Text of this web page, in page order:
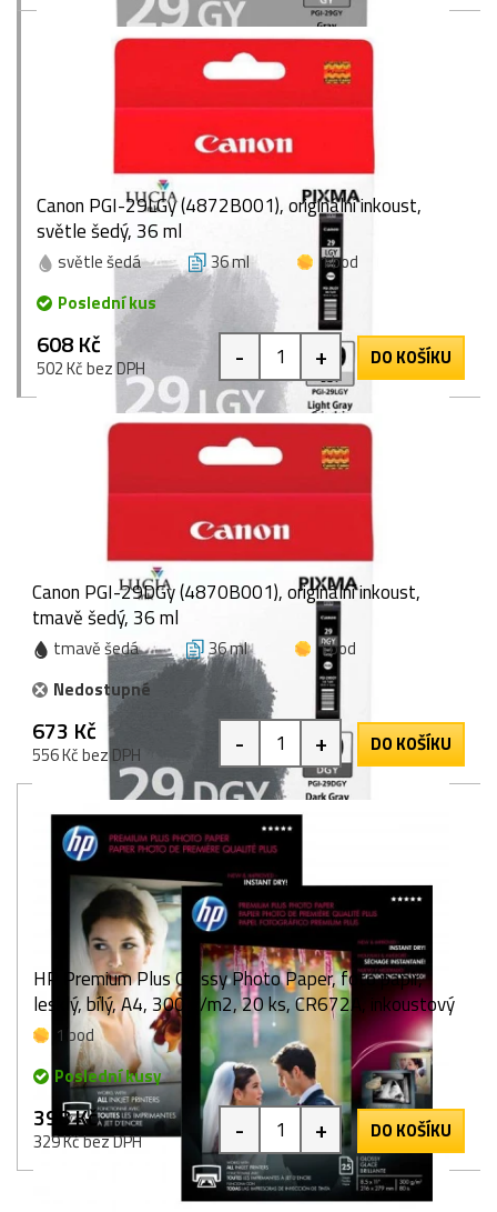
Canon PGI-29LGy (4872B001), originální inkoust,
světle šedý, 36 ml
světle šedá 36 ml
1 bod
Poslední kus
608 Kč
502 Kč bez DPH - + DO KOŠÍKU
Canon PGI-29DGy (4870B001), originální inkoust,
tmavě šedý, 36 ml
tmavě šedá 36 ml
1 bod
Nedostupné
673 Kč
556 Kč bez DPH - + DO KOŠÍKU
HP Premium Plus Glossy Photo Paper, foto papír,
lesklý, bílý, A4, 300 g/m2, 20 ks, CR672A, inkoustový
1 bod
Poslední kusy
398 Kč
329 Kč bez DPH - + DO KOŠÍKU